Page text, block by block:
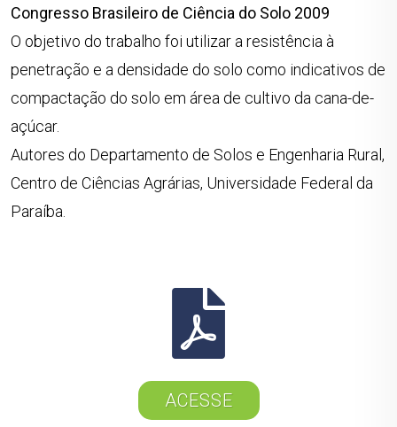
Congresso Brasileiro de Ciência do Solo 2009
O objetivo do trabalho foi utilizar a resistência à
penetração e a densidade do solo como indicativos de
compactação do solo em área de cultivo da cana-de-
açúcar.
Autores do Departamento de Solos e Engenharia Rural,
Centro de Ciências Agrárias, Universidade Federal da
Paraíba.
ACESSE